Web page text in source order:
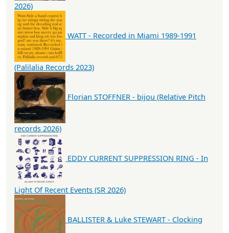
2026)
WATT - Recorded in Miami 1989-1991
(Palilalia Records 2023)
Florian STOFFNER - bijou (Relative Pitch
records 2026)
EDDY CURRENT SUPPRESSION RING - In
Light Of Recent Events (SR 2026)
BALLISTER & Luke STEWART - Clocking